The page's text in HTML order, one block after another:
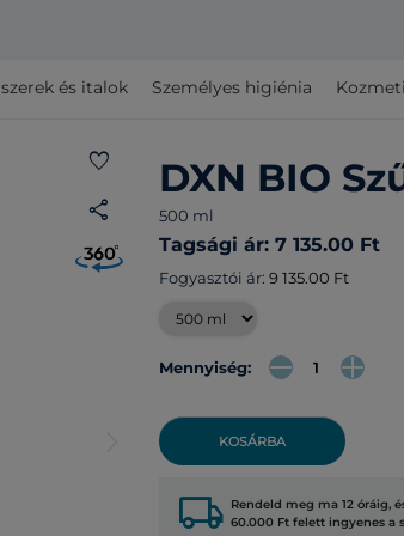
és italok Személyes higiénia
favorite
share
DXN BIO
500 ml
Tagsági ár: 7 135.00 Ft
Fogyasztói ár: 9 135.00 Ft
Mennyiség:
KOSÁRBA
local_shipping Rendeld meg ma 12 óráig,
60.000 Ft felett ingyenes a